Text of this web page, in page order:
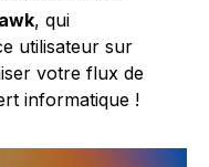
awk, qui
utilisateur sur
votre flux de
informatique !